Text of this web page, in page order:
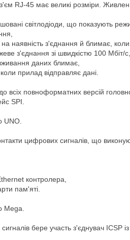
RJ-45 має великі розміри.
світлодіоди, що показують
наявність з'єднання й блимає,
з'єднання зі швидкістю 100 Мбіт/с,
даних блимає,
прилад відправляє дані.
до всіх повноформатних версій
SPI.
UNO.
цифрових сигналів, що
контролера,
пам'яті.
Mega.
бере участь з'єднувач ICSP